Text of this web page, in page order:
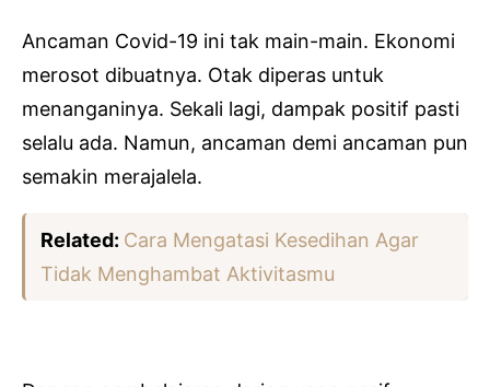
Ancaman Covid-19 ini tak main-main. Ekonomi
merosot dibuatnya. Otak diperas untuk
menanganinya. Sekali lagi, dampak positif pasti
selalu ada. Namun, ancaman demi ancaman pun
semakin merajalela.
Related: Cara Mengatasi Kesedihan Agar
Tidak Menghambat Aktivitasmu